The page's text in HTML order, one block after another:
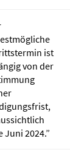
ist
von der
Juni 2024.”